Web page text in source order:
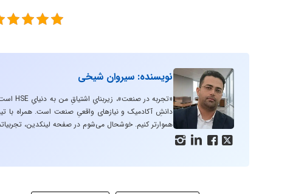
   
نویسنده: سیروان شیخی
دانشِ آکادمیک و نیازهای واقعیِ صنعت است. همراه با
هموارتر کنیم. خوشحال می‌شوم در صفحه لینکدین،